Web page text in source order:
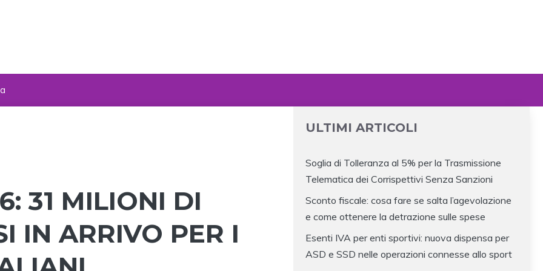
31 MILIONI DI
IN ARRIVO PER I
ULTIMI ARTICOLI
Soglia di Tolleranza al 5% per la Trasmissione
Telematica dei Corrispettivi Senza Sanzioni
Sconto fiscale: cosa fare se salta l’agevolazione
e come ottenere la detrazione sulle spese
Esenti IVA per enti sportivi: nuova dispensa per
ASD e SSD nelle operazioni connesse allo sport